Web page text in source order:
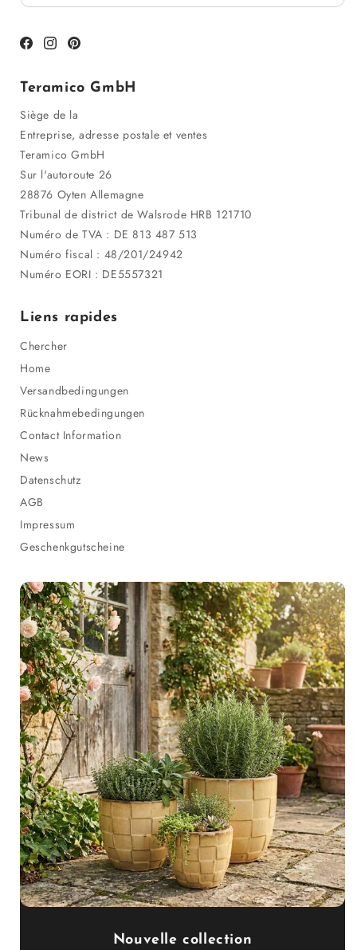
Facebook
Instagram
Pinterest
Teramico GmbH
Siège de la
Entreprise, adresse postale et ventes
Teramico GmbH
Sur l'autoroute 26
28876 Oyten Allemagne
Tribunal de district de Walsrode HRB 121710
Numéro de TVA : DE 813 487 513
Numéro fiscal : 48/201/24942
Numéro EORI : DE5557321
Liens rapides
Chercher
Home
Versandbedingungen
Rücknahmebedingungen
Contact Information
News
Datenschutz
AGB
Impressum
Geschenkgutscheine
Nouvelle collection